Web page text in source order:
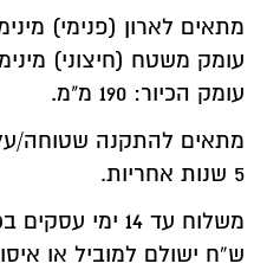
מתאים לארון (פנימי) מינימלי: 60
עומק משטח (חיצוני) מינימלי: 60
עומק הכיור: 190 מ"מ.
מתאים להתקנה שטוחה/
5 שנות אחריות.
ש”ח ישולם למוביל או